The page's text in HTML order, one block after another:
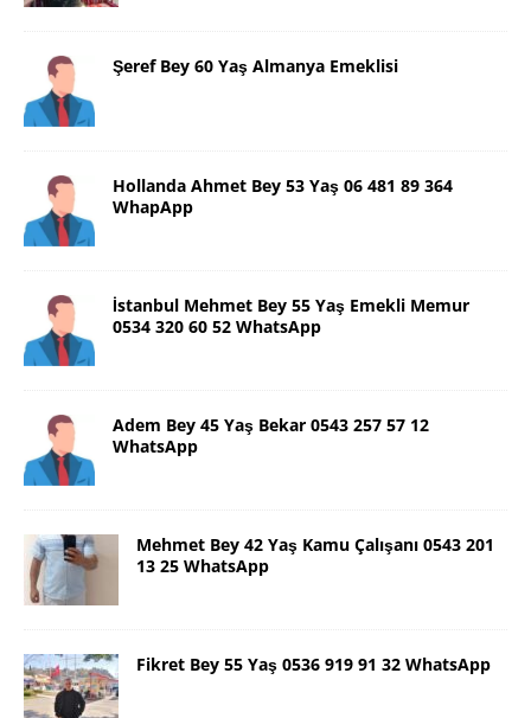
Şeref Bey 60 Yaş Almanya Emeklisi
Hollanda Ahmet Bey 53 Yaş 06 481 89 364
WhapApp
İstanbul Mehmet Bey 55 Yaş Emekli Memur
0534 320 60 52 WhatsApp
Adem Bey 45 Yaş Bekar 0543 257 57 12
WhatsApp
Mehmet Bey 42 Yaş Kamu Çalışanı 0543 201
13 25 WhatsApp
Fikret Bey 55 Yaş 0536 919 91 32 WhatsApp